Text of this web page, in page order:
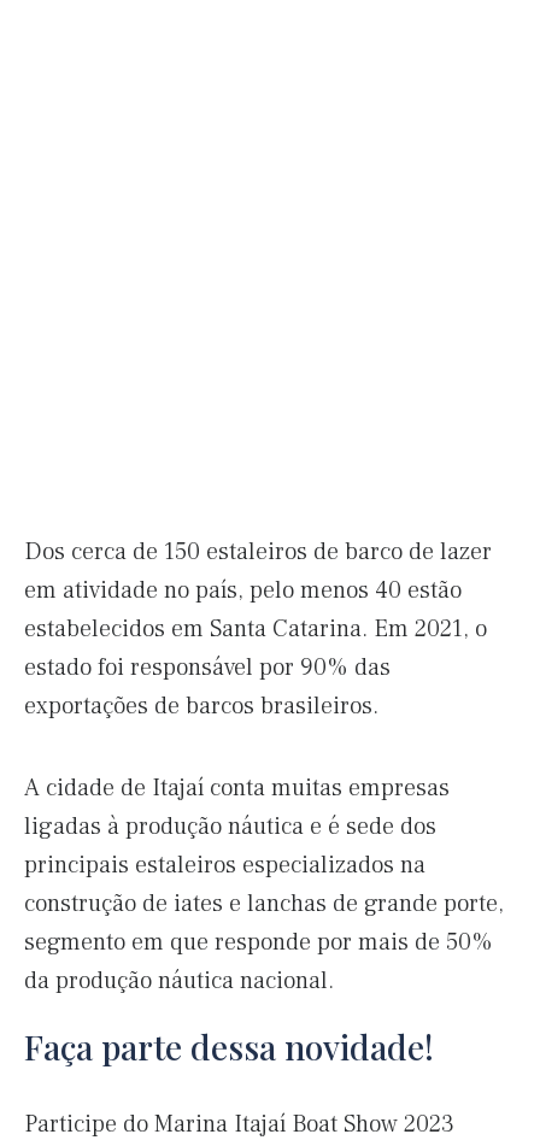
Dos cerca de 150 estaleiros de barco de lazer
em atividade no país, pelo menos 40 estão
estabelecidos em Santa Catarina. Em 2021, o
estado foi responsável por 90% das
exportações de barcos brasileiros.
A cidade de Itajaí conta muitas empresas
ligadas à produção náutica e é sede dos
principais estaleiros especializados na
construção de iates e lanchas de grande porte,
segmento em que responde por mais de 50%
da produção náutica nacional.
Faça parte dessa novidade!
Participe do Marina Itajaí Boat Show 2023